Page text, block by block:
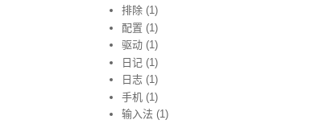
排除 (1)
配置 (1)
驱动 (1)
日记 (1)
日志 (1)
手机 (1)
输入法 (1)